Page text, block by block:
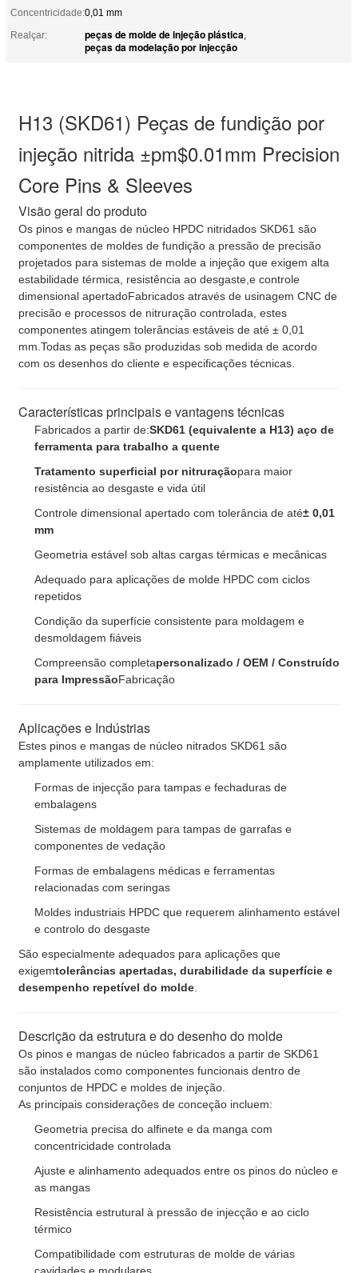
Concentricidade:0,01 mm
Realçar:
peças de molde de injeção plástica,
peças da modelação por injecção
H13 (SKD61) Peças de fundição por
injeção nitrida ±pm$0.01mm Precision
Core Pins & Sleeves
Visão geral do produto
Os pinos e mangas de núcleo HPDC nitridados SKD61 são
componentes de moldes de fundição a pressão de precisão
projetados para sistemas de molde a injeção que exigem alta
estabilidade térmica, resistência ao desgaste,e controle
dimensional apertadoFabricados através de usinagem CNC de
precisão e processos de nitruração controlada, estes
componentes atingem tolerâncias estáveis de até ± 0,01
mm.Todas as peças são produzidas sob medida de acordo
com os desenhos do cliente e especificações técnicas.
Características principais e vantagens técnicas
Fabricados a partir de:SKD61 (equivalente a H13) aço de
ferramenta para trabalho a quente
Tratamento superficial por nitruraçãopara maior
resistência ao desgaste e vida útil
Controle dimensional apertado com tolerância de até± 0,01
mm
Geometria estável sob altas cargas térmicas e mecânicas
Adequado para aplicações de molde HPDC com ciclos
repetidos
Condição da superfície consistente para moldagem e
desmoldagem fiáveis
Compreensão completapersonalizado / OEM / Construído
para ImpressãoFabricação
Aplicações e Indústrias
Estes pinos e mangas de núcleo nitrados SKD61 são
amplamente utilizados em:
Formas de injecção para tampas e fechaduras de
embalagens
Sistemas de moldagem para tampas de garrafas e
componentes de vedação
Formas de embalagens médicas e ferramentas
relacionadas com seringas
Moldes industriais HPDC que requerem alinhamento estável
e controlo do desgaste
São especialmente adequados para aplicações que
exigemtolerâncias apertadas, durabilidade da superfície e
desempenho repetível do molde
Descrição da estrutura e do desenho do molde
Os pinos e mangas de núcleo fabricados a partir de SKD61
são instalados como componentes funcionais dentro de
conjuntos de HPDC e moldes de injeção.
As principais considerações de conceção incluem:
Geometria precisa do alfinete e da manga com
concentricidade controlada
Ajuste e alinhamento adequados entre os pinos do núcleo e
as mangas
Resistência estrutural à pressão de injecção e ao ciclo
térmico
Compatibilidade com estruturas de molde de várias